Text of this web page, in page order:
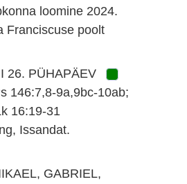
loomine 2024.
Franciscuse poolt
26. PÜHAPÄEV
146:7,8-9a,9bc-10ab;
16:19-31
Issandat.
GABRIEL,